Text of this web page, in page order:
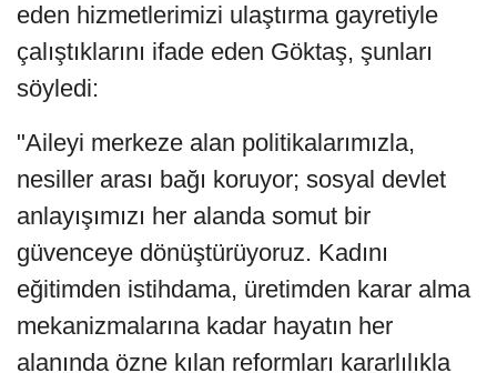
eden hizmetlerimizi ulaştırma gayretiyle
çalıştıklarını ifade eden Göktaş, şunları
söyledi:
"Aileyi merkeze alan politikalarımızla,
nesiller arası bağı koruyor; sosyal devlet
anlayışımızı her alanda somut bir
güvenceye dönüştürüyoruz. Kadını
eğitimden istihdama, üretimden karar alma
mekanizmalarına kadar hayatın her
alanında özne kılan reformları kararlılıkla